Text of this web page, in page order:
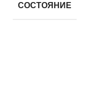
СОСТОЯНИЕ